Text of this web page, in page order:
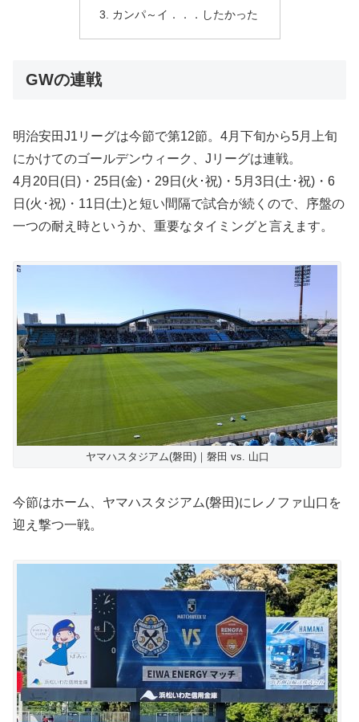
カンパ～イ．．．したかった
GWの連戦
明治安田J1リーグは今節で第12節。4月下旬から5月上旬
にかけてのゴールデンウィーク、Jリーグは連戦。
4月20日(日)・25日(金)・29日(火･祝)・5月3日(土･祝)・6
日(火･祝)・11日(土)と短い間隔で試合が続くので、序盤の
一つの耐え時というか、重要なタイミングと言えます。
ヤマハスタジアム(磐田)｜磐田 vs. 山口
今節はホーム、ヤマハスタジアム(磐田)にレノファ山口を
迎え撃つ一戦。